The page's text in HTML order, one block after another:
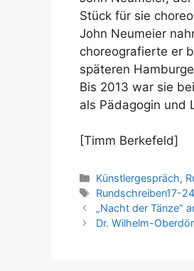
Stück für sie
John Neumeier
choreografierte er
späteren
Bis 2013 war sie
als Pädagogin und
[Timm Berkefeld]
Kategorien
Künstlergespräch,
Schlagwörter
Rundschreiben17-
„Nacht der Tänze“
Dr. Wilhelm-